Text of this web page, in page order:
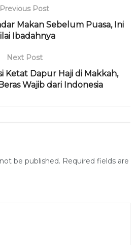
Previous Post
Makan Sebelum Puasa, Ini
Ibadahnya
Next Post
Ketat Dapur Haji di Makkah,
Wajib dari Indonesia
be published. Required fields are